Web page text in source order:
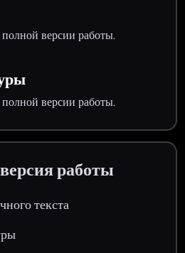
версии работы.
версии работы.
работы
текста